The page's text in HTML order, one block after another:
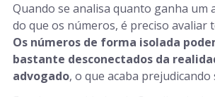
Quando se analisa quanto ganha um
do que os números, é preciso avaliar
Os números de forma isolada
bastante desconectados da
advogado, o que acaba prejudicando